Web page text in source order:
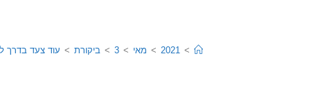
>
2021
> מאי >
3
> ביקורת > עוד צעד בדרך